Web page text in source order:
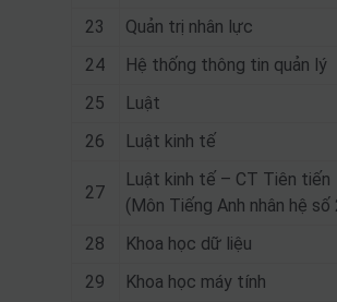
23
Quản trị nhân lực
24
Hệ thống thông tin quản lý
25
Luật
26
Luật kinh tế
27
Luật kinh tế – CT Tiên tiến
(Môn Tiếng Anh nhân hệ số
28 Khoa học dữ liệu
29
Khoa học máy tính